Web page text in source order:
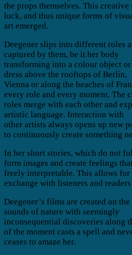
the props themselves. This
luck, and thus unique forms of
art emerged.
Deegener slips into different roles
captured by them, be it her body
transforming into a colour object
dress above the rooftops of Berlin,
Vienna or along the beaches of
every role and every moment. The
roles merge with each other and
artistic language. Interaction with
other artists always opens up new
to continuously create something
In her short stories, which do not
form images and create feelings
freely interpretable. This allows
exchange with listeners and
Deegener’s films are created on
sounds of nature with seemingly
inconsequential discoveries along
of the moment casts a spell and
ceases to amaze her.